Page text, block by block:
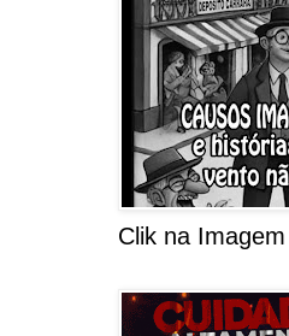
Clik na